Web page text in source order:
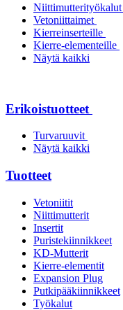
Niittimutterityökalut
Vetoniittaimet
Kierreinserteille
Kierre-elementeille
Näytä kaikki
Erikoistuotteet
Turvaruuvit
Näytä kaikki
Tuotteet
Vetoniitit
Niittimutterit
Insertit
Puristekiinnikkeet
KD-Mutterit
Kierre-elementit
Expansion Plug
Putkipääkiinnikkeet
Työkalut